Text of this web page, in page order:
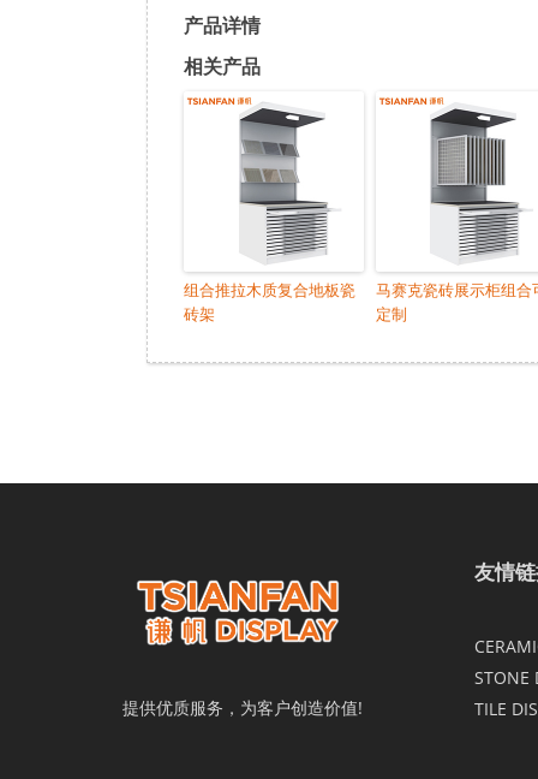
产品详情
相关产品
组合推拉木质复合地板瓷
砖架
马赛克瓷砖展示柜组合
定制
提供优质服务，为客户创造价值!
友情
STONE
TILE